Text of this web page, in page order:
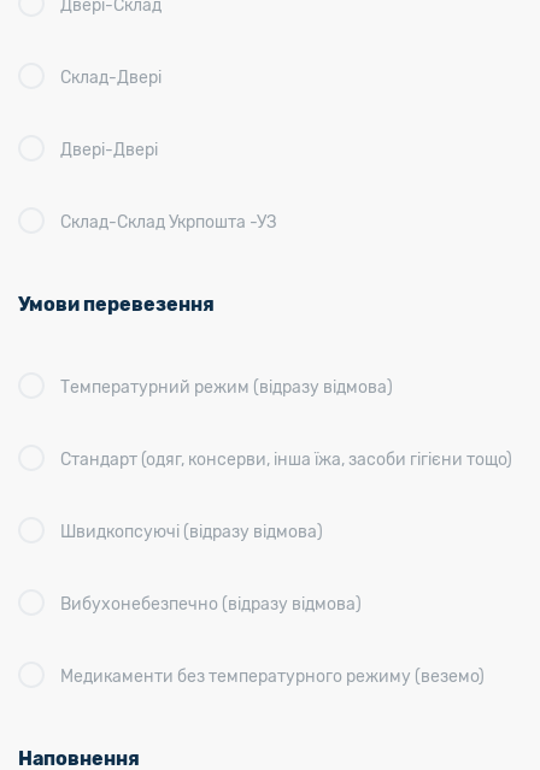
Двері-Склад
Склад-Двері
Двері-Двері
Склад-Склад Укрпошта -УЗ
Умови перевезення
Температурний режим (відразу відмова)
Стандарт (одяг, консерви, інша їжа, засоби гігієни тощо)
Швидкопсуючі (відразу відмова)
Вибухонебезпечно (відразу відмова)
Медикаменти без температурного режиму (веземо)
Наповнення